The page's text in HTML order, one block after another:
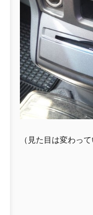
（見た目は変わっ